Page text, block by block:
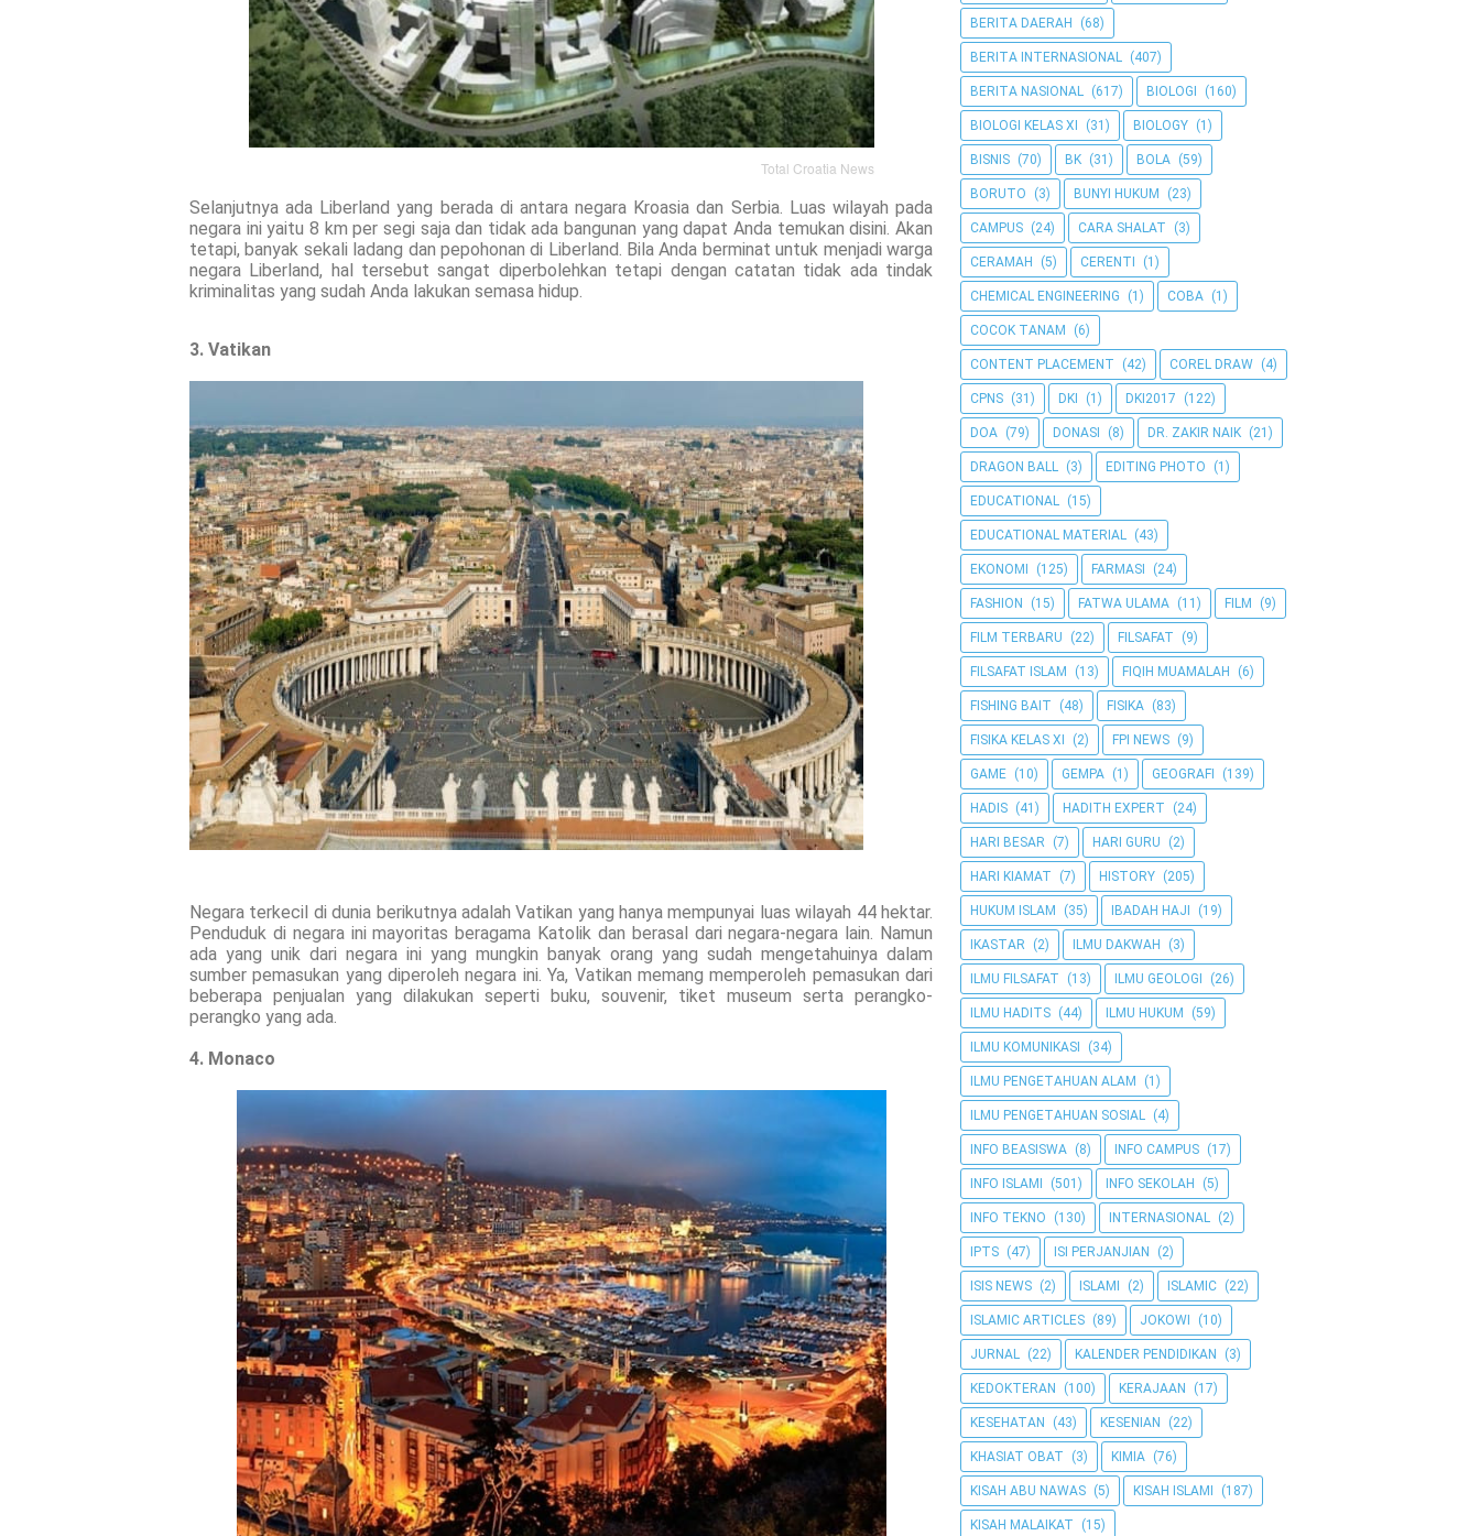
Total Croatia News
Selanjutnya ada Liberland yang berada di antara negara Kroasia dan Serbia. Luas wilayah pada
negara ini yaitu 8 km per segi saja dan tidak ada bangunan yang dapat Anda temukan disini. Akan
tetapi, banyak sekali ladang dan pepohonan di Liberland. Bila Anda berminat untuk menjadi warga
negara Liberland, hal tersebut sangat diperbolehkan tetapi dengan catatan tidak ada tindak
kriminalitas yang sudah Anda lakukan semasa hidup.
3. Vatikan
Negara terkecil di dunia berikutnya adalah Vatikan yang hanya mempunyai luas wilayah 44 hektar.
Penduduk di negara ini mayoritas beragama Katolik dan berasal dari negara-negara lain. Namun
ada yang unik dari negara ini yang mungkin banyak orang yang sudah mengetahuinya dalam
sumber pemasukan yang diperoleh negara ini. Ya, Vatikan memang memperoleh pemasukan dari
beberapa penjualan yang dilakukan seperti buku, souvenir, tiket museum serta perangko-
perangko yang ada.
4. Monaco
BERITA DAERAH (68)
BERITA INTERNASIONAL (407)
BERITA NASIONAL (617) BIOLOGI (160)
BIOLOGI KELAS XI (31) BIOLOGY (1)
BISNIS (70) BK (31) BOLA (59)
BORUTO (3) BUNYI HUKUM (23)
CAMPUS (24) CARA SHALAT (3)
CERAMAH (5) CERENTI (1)
CHEMICAL ENGINEERING (1) COBA (1)
COCOK TANAM (6)
CONTENT PLACEMENT (42) COREL DRAW (4)
CPNS (31) DKI (1) DKI2017 (122)
DOA (79) DONASI (8) DR. ZAKIR NAIK (21)
DRAGON BALL (3) EDITING PHOTO (1)
EDUCATIONAL (15)
EDUCATIONAL MATERIAL (43)
EKONOMI (125) FARMASI (24)
FASHION (15) FATWA ULAMA (11) FILM (9)
FILM TERBARU (22) FILSAFAT (9)
FILSAFAT ISLAM (13) FIQIH MUAMALAH (6)
FISHING BAIT (48) FISIKA (83)
FISIKA KELAS XI (2) FPI NEWS (9)
GAME (10) GEMPA (1) GEOGRAFI (139)
HADIS (41) HADITH EXPERT (24)
HARI BESAR (7) HARI GURU (2)
HARI KIAMAT (7) HISTORY (205)
HUKUM ISLAM (35) IBADAH HAJI (19)
IKASTAR (2) ILMU DAKWAH (3)
ILMU FILSAFAT (13) ILMU GEOLOGI (26)
ILMU HADITS (44) ILMU HUKUM (59)
ILMU KOMUNIKASI (34)
ILMU PENGETAHUAN ALAM (1)
ILMU PENGETAHUAN SOSIAL (4)
INFO BEASISWA (8) INFO CAMPUS (17)
INFO ISLAMI (501) INFO SEKOLAH (5)
INFO TEKNO (130) INTERNASIONAL (2)
IPTS (47) ISI PERJANJIAN (2)
ISIS NEWS (2) ISLAMI (2) ISLAMIC (22)
ISLAMIC ARTICLES (89) JOKOWI (10)
JURNAL (22) KALENDER PENDIDIKAN (3)
KEDOKTERAN (100) KERAJAAN (17)
KESEHATAN (43) KESENIAN (22)
KHASIAT OBAT (3) KIMIA (76)
KISAH ABU NAWAS (5) KISAH ISLAMI (187)
KISAH MALAIKAT (15)